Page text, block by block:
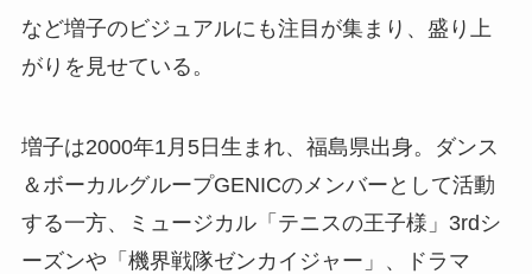
など増子のビジュアルにも注目が集まり、盛り上
がりを見せている。
増子は2000年1月5日生まれ、福島県出身。ダンス
＆ボーカルグループGENICのメンバーとして活動
する一方、ミュージカル「テニスの王子様」3rdシ
ーズンや「機界戦隊ゼンカイジャー」、ドラマ